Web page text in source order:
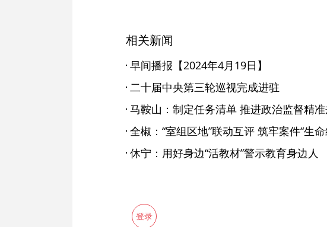
相关新闻
早间播报【2024年4月19日】
二十届中央第三轮巡视完成进驻
马鞍山：制定任务清单 推进政治监督精
全椒：“室组区地”联动互评 筑牢案件“生命
休宁：用好身边“活教材”警示教育身边人
登录